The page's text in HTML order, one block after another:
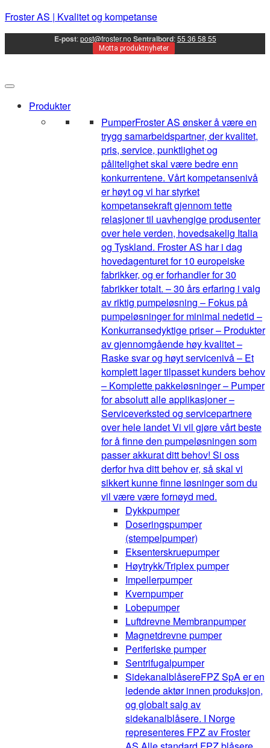
Froster AS | Kvalitet og kompetanse
E-post:post@froster.no Sentralbord:55 36 58 55
Motta produktnyheter
Produkter
PumperFroster AS ønsker å være en
trygg samarbeidspartner, der kvalitet,
pris, service, punktlighet og
pålitelighet skal være bedre enn
konkurrentene. Vårt kompetansenivå
er høyt og vi har styrket
kompetansekraft gjennom tette
relasjoner til uavhengige produsenter
over hele verden, hovedsakelig Italia
og Tyskland. Froster AS har i dag
hovedagenturet for 10 europeiske
fabrikker, og er forhandler for 30
fabrikker totalt. – 30 års erfaring i valg
av riktig pumpeløsning – Fokus på
pumpeløsninger for minimal nedetid –
Konkurransedyktige priser – Produkter
av gjennomgående høy kvalitet –
Raske svar og høyt servicenivå – Et
komplett lager tilpasset kunders behov
– Komplette pakkeløsninger – Pumper
for absolutt alle applikasjoner –
Serviceverksted og servicepartnere
over hele landet Vi vil gjøre vårt beste
for å finne den pumpeløsningen som
passer akkurat ditt behov! Si oss
derfor hva ditt behov er, så skal vi
sikkert kunne finne løsninger som du
vil være være fornøyd med.
Dykkpumper
Doseringspumper
(stempelpumper)
Eksenterskruepumper
Høytrykk/Triplex pumper
Impellerpumper
Kvernpumper
Lobepumper
Luftdrevne Membranpumper
Magnetdrevne pumper
Periferiske pumper
Sentrifugalpumper
SidekanalblåsereFPZ SpA er en
ledende aktør innen produksjon,
og globalt salg av
sidekanalblåsere. I Norge
representeres FPZ av Froster